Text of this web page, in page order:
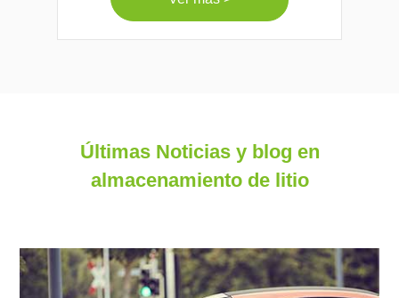
Últimas Noticias y blog en
almacenamiento de litio